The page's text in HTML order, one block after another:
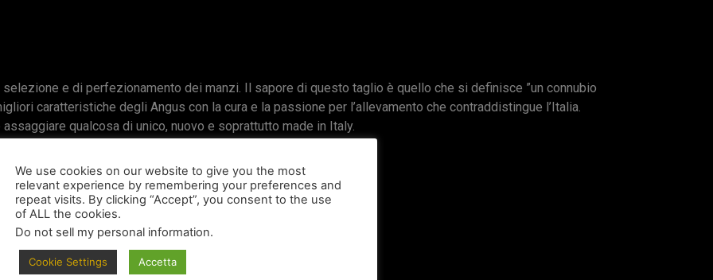
e di perfezionamento dei manzi. Il sapore di questo taglio è quello che si definisce ”un connubio
caratteristiche degli Angus con la cura e la passione per l’allevamento che contraddistingue l’Italia.
qualcosa di unico, nuovo e soprattutto made in Italy.
We use cookies on our website to give you the most
relevant experience by remembering your preferences and
repeat visits. By clicking “Accept”, you consent to the use
of ALL the cookies.
Do not sell my personal information.
Cookie Settings Accetta